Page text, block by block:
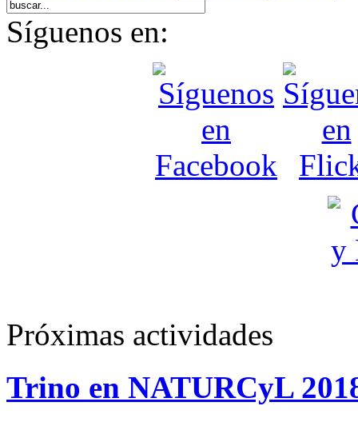
Síguenos en:
Próximas actividades
Trino en NATURCyL